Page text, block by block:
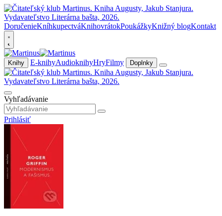
DoručenieKníhkupectváKnihovrátokPoukážkyKnižný blogKontakt
Knihy E-knihyAudioknihyHryFilmy Doplnky
Vyhľadávanie
Prihlásiť